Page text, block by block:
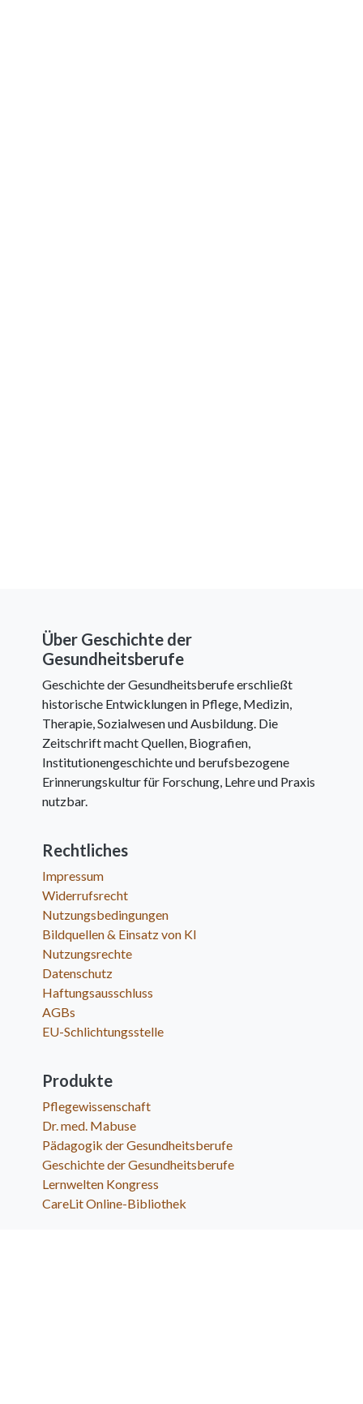
Über Geschichte der
Gesundheitsberufe
Geschichte der Gesundheitsberufe erschließt
historische Entwicklungen in Pflege, Medizin,
Therapie, Sozialwesen und Ausbildung. Die
Zeitschrift macht Quellen, Biografien,
Institutionengeschichte und berufsbezogene
Erinnerungskultur für Forschung, Lehre und Praxis
nutzbar.
Rechtliches
Impressum
Widerrufsrecht
Nutzungsbedingungen
Bildquellen & Einsatz von KI
Nutzungsrechte
Datenschutz
Haftungsausschluss
AGBs
EU-Schlichtungsstelle
Produkte
Pflegewissenschaft
Dr. med. Mabuse
Pädagogik der Gesundheitsberufe
Geschichte der Gesundheitsberufe
Lernwelten Kongress
CareLit Online-Bibliothek